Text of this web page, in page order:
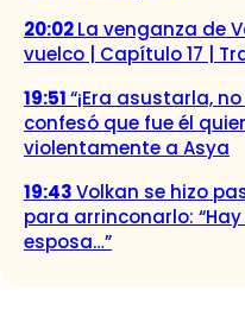
20:02La venganza de
vuelco | Capítulo 17 |
19:51“¡Era asustarla,
confesó que fue él
violentamente a Asya
19:43Volkan se hizo
para arrinconarlo:
esposa…”